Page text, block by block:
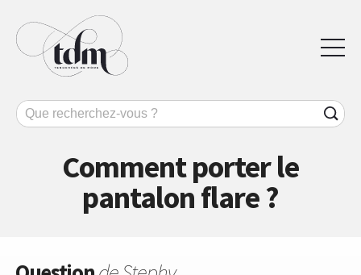
Comment porter le
pantalon flare ?